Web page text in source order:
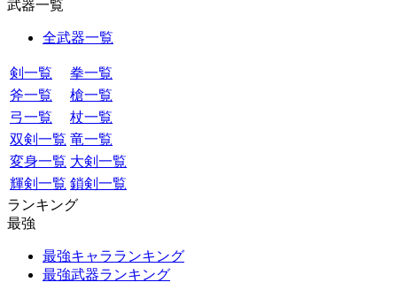
武器一覧
全武器一覧
剣一覧
拳一覧
斧一覧
槍一覧
弓一覧
杖一覧
双剣一覧 竜一覧
変身一覧 大剣一覧
輝剣一覧 鎖剣一覧
ランキング
最強
最強キャラランキング
最強武器ランキング